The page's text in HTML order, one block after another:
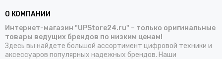
О КОМПАНИИ
Интернет-магазин "UPStore24.ru" – только оригинальные
товары ведущих брендов по низким ценам!
Здесь вы найдете большой ассортимент цифровой техники и
аксессуаров популярных надежных брендов. Наши